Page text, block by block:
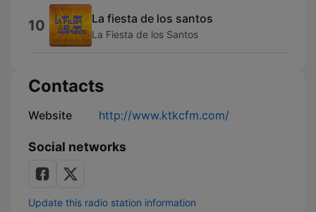
10 La fiesta de los santos
La Fiesta de los Santos
Contacts
Website http://www.ktkcfm.com/
Social networks
Update this radio station information